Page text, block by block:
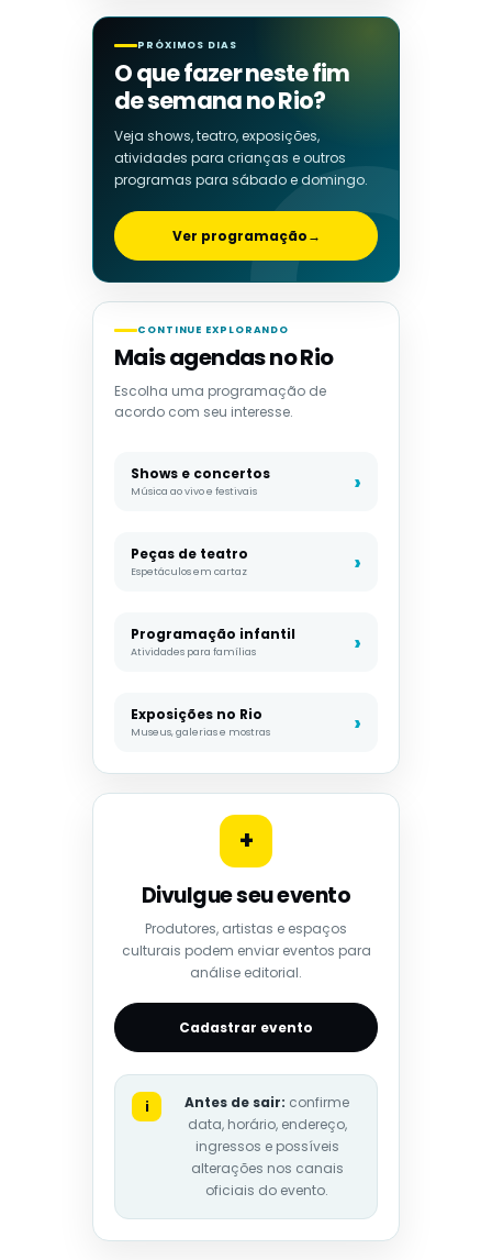
PRÓXIMOS DIAS
O que fazer neste fim
de semana no Rio?
Veja shows, teatro, exposições,
atividades para crianças e outros
programas para sábado e domingo.
Ver programação→
CONTINUE EXPLORANDO
Mais agendas no Rio
Escolha uma programação de
acordo com seu interesse.
Shows e concertos
Música ao vivo e festivais
Peças de teatro
Espetáculos em cartaz
Programação infantil
Atividades para famílias
Exposições no Rio
Museus, galerias e mostras
+
Divulgue seu evento
Produtores, artistas e espaços
culturais podem enviar eventos para
análise editorial.
Cadastrar evento
i Antes de sair: confirme
data, horário, endereço,
ingressos e possíveis
alterações nos canais
oficiais do evento.